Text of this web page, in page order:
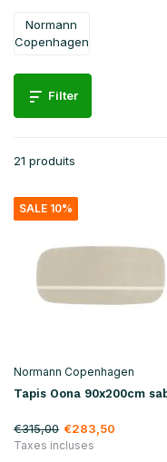
Normann
Copenhagen
Filter
21 produits
SALE 10%
Normann Copenhagen
Tapis Oona 90x200cm
€315,00 €283,50
Taxes incluses